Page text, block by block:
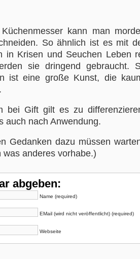
kann man
So ähnlich ist es mit
in Krisen und Seuchen Leben
sie dringend gebraucht.
ist eine große Kunst, die
bei Gift gilt es zu
auch nach Anwendung.
Gedanken dazu müssen
was anderes vorhabe.)
abgeben:
Name (required)
EMail (wird nicht veröffentlicht) (required)
Webseite